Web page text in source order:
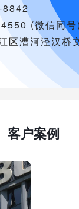
(微信同号)
区漕河泾汉桥
客户案例